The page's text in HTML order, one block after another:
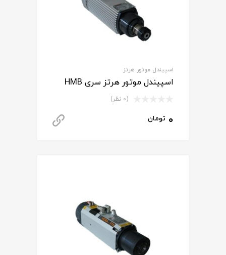
اسپیندل موتور هرتز
اسپیندل موتور هرتز سری HMB
(0 نظر)
0 تومان